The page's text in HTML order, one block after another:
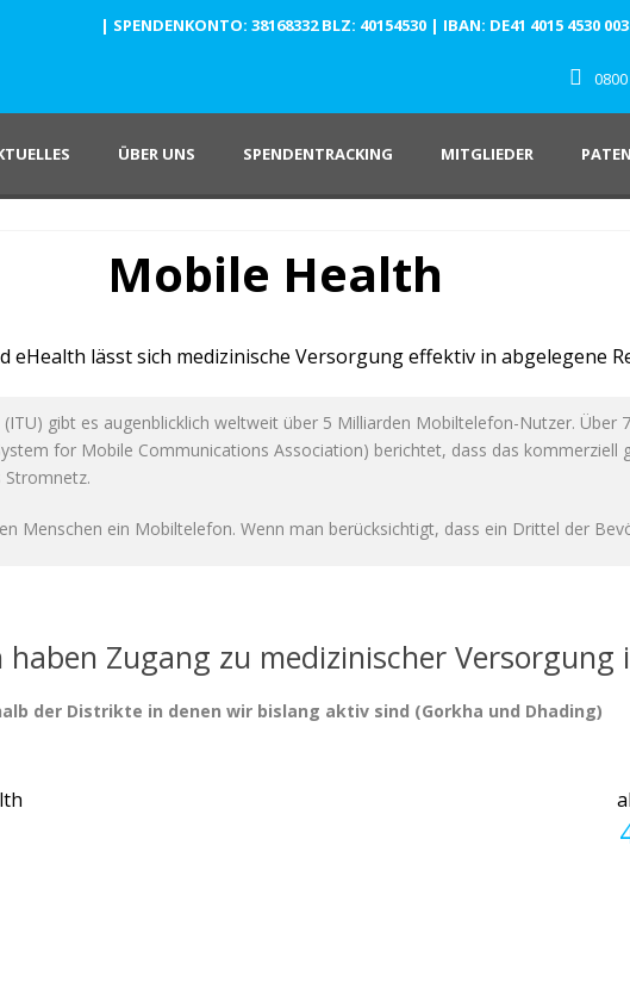
| SPENDENKONTO: 38168332 BLZ: 40154530 | IBAN: DE41 4015 4530
ÜBER UNS SPENDENTRACKING MITGLIEDER
Mobile Health
eHealth lässt sich medizinische Versorgung effektiv in abgelegene
gibt es augenblicklich weltweit über 5 Milliarden Mobiltelefon-Nutzer. Über
for Mobile Communications Association) berichtet, dass das kommerziell
Stromnetz.
Menschen ein Mobiltelefon. Wenn man berücksichtigt, dass ein Drittel der
haben Zugang zu medizinischer
der Distrikte in denen wir bislang aktiv sind (Gorkha und Dhading)